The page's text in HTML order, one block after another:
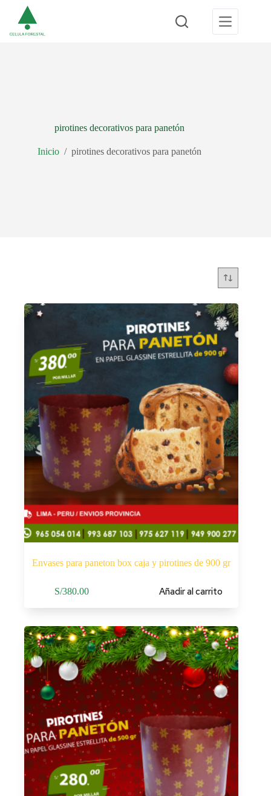
contenido
pirotines decorativos para panetón
Inicio / pirotines decorativos para panetón
Envases para paneton box caja y pirotines de 900 gr
S/380.00 Añadir al carrito